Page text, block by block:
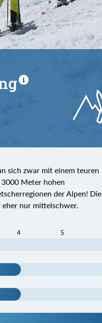
sich zwar mit einem teuren
Meter hohen
der Alpen! Die
nur mittelschwer.
4 5